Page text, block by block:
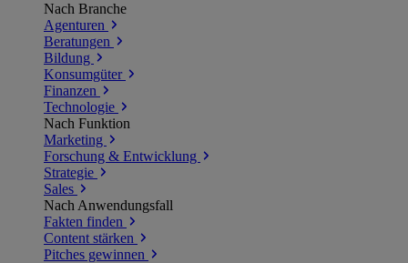
Nach Branche
Agenturen
Beratungen
Bildung
Konsumgüter
Finanzen
Technologie
Nach Funktion
Marketing
Forschung & Entwicklung
Strategie
Sales
Nach Anwendungsfall
Fakten finden
Content stärken
Pitches gewinnen